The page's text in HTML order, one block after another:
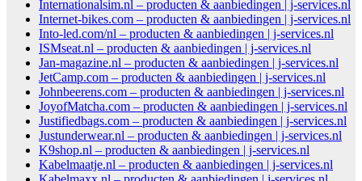
Internationalsim.nl – producten & aanbiedingen | j-services.nl
Internet-bikes.com – producten & aanbiedingen | j-services.nl
Into-led.com/nl – producten & aanbiedingen | j-services.nl
ISMseat.nl – producten & aanbiedingen | j-services.nl
Jan-magazine.nl – producten & aanbiedingen | j-services.nl
JetCamp.com – producten & aanbiedingen | j-services.nl
Johnbeerens.com – producten & aanbiedingen | j-services.nl
JoyofMatcha.com – producten & aanbiedingen | j-services.nl
Justifiedbags.com – producten & aanbiedingen | j-services.nl
Justunderwear.nl – producten & aanbiedingen | j-services.nl
K9shop.nl – producten & aanbiedingen | j-services.nl
Kabelmaatje.nl – producten & aanbiedingen | j-services.nl